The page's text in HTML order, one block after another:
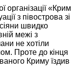
організації «Крим
з півострова зі
швидко
межі з
не хотіли
Проте до кінця
Криму їздив